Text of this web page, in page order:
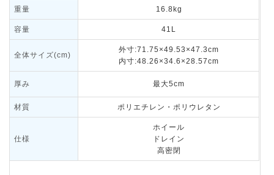
重量 16.8kg
容量 41L
全体サイズ(cm)
外寸:71.75×49.53×47.3cm
内寸:48.26×34.6×28.57cm
厚み 最大5cm
材質 ポリエチレン・ポリウレタン
仕様
ホイール
ドレイン
高密閉